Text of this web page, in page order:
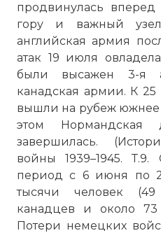
продвинулась
гору и важный
английская армия
атак 19 июля
были высажен 3-я
канадская армии. К
вышли на рубеж южнее
этом Нормандская
завершилась.
войны 1939–1945.
период с 6 июня по
тысячи человек
канадцев и около 73
Потери немецких